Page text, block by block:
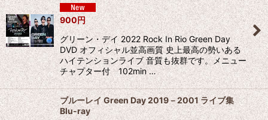
900円
グリーン・デイ 2022 Rock In Rio Green Day
DVD オフィシャル並高画質 史上最高の勢いある
ハイテンションライブ 音質も抜群です。メニュー
チャプター付 102min …
ブルーレイ Green Day 2019－2001 ライブ集
Blu-ray